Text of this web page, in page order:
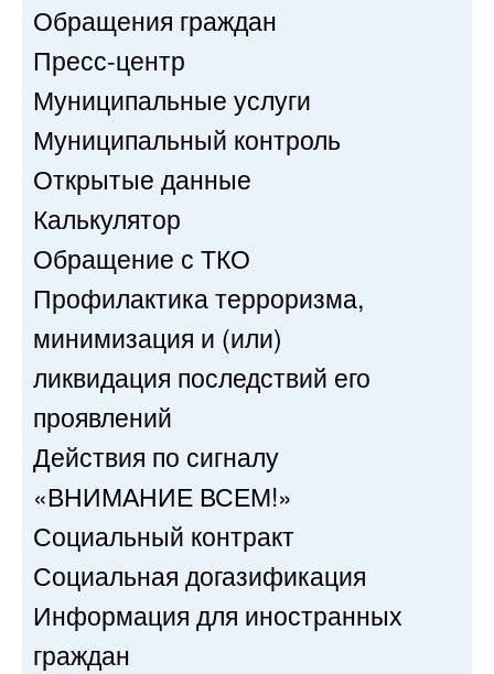
Обращения граждан
Пресс-центр
Муниципальные услуги
Муниципальный контроль
Открытые данные
Калькулятор
Обращение с ТКО
Профилактика терроризма,
минимизация и (или)
ликвидация последствий его
проявлений
Действия по сигналу
«ВНИМАНИЕ ВСЕМ!»
Социальный контракт
Социальная догазификация
Информация для иностранных
граждан